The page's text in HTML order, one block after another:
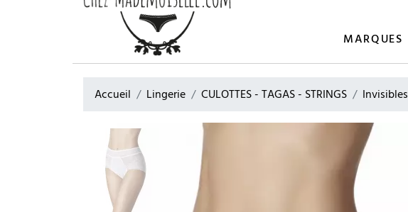
MARQUES
Accueil Lingerie CULOTTES - TAGAS - STRINGS Invisibles